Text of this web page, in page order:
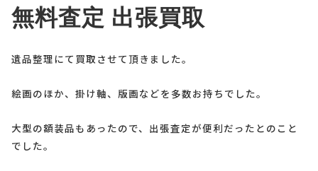
無料査定 出張買取
遺品整理にて買取させて頂きました。
絵画のほか、掛け軸、版画などを多数お持ちでした。
大型の額装品もあったので、出張査定が便利だったとのこと
でした。